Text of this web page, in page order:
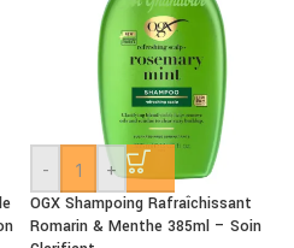
- +
OGX Shampoing Rafraîchissant
Romarin & Menthe 385ml – Soin